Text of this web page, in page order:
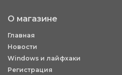
О магазине
Главная
Новости
Windows и лайфхаки
Регистрация